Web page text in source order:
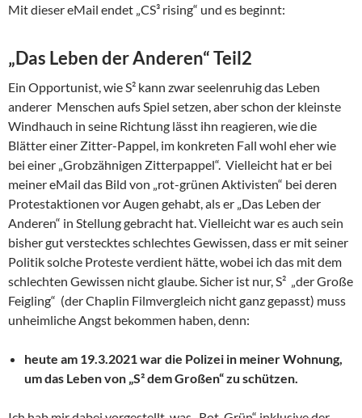
Mit dieser eMail endet „CS³ rising“ und es beginnt:
„Das Leben der Anderen“ Teil2
Ein Opportunist, wie S² kann zwar seelenruhig das Leben
anderer Menschen aufs Spiel setzen, aber schon der kleinste
Windhauch in seine Richtung lässt ihn reagieren, wie die
Blätter einer Zitter-Pappel, im konkreten Fall wohl eher wie
bei einer „Grobzähnigen Zitterpappel“. Vielleicht hat er bei
meiner eMail das Bild von „rot-grünen Aktivisten“ bei deren
Protestaktionen vor Augen gehabt, als er „Das Leben der
Anderen“ in Stellung gebracht hat. Vielleicht war es auch sein
bisher gut verstecktes schlechtes Gewissen, dass er mit seiner
Politik solche Proteste verdient hätte, wobei ich das mit dem
schlechten Gewissen nicht glaube. Sicher ist nur, S² „der Große
Feigling“ (der Chaplin Filmvergleich nicht ganz gepasst) muss
unheimliche Angst bekommen haben, denn:
heute am 19.3.2021 war die Polizei in meiner Wohnung,
um das Leben von „S² dem Großen“ zu schützen.